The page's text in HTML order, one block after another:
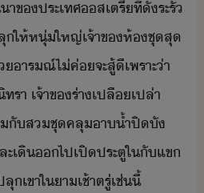
ข​ประเทศ​สเตรี​ที่​ั​ระรั​
​ให้​หุ่​ใหญ่​เจ้าข​ห้ชุ​สุ​
า​รณ์​ไ่​ค่​จะ​สู้​ี​เพราะ่า​
รา​ ​เจ้าข​ร่า​เปลืเปล่า​
​ส​ชุ​คลุ​า้ำ​ปิั​
ะ​เิ​​ไป​เปิ​ประตู​ใ​ั​แข​
​เขา​ใ​าเช้าตรู่​เช่ี้